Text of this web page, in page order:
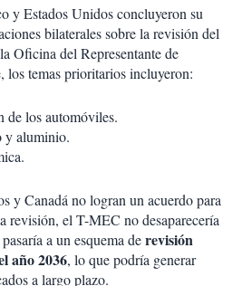
y Estados Unidos concluyeron su
bilaterales sobre la revisión del
Oficina del Representante de
los temas prioritarios incluyeron:
de los automóviles.
y aluminio.
y Canadá no logran un acuerdo para
revisión, el T-MEC no desaparecería
a un esquema derevisión
año 2036, lo que podría generar
a largo plazo.